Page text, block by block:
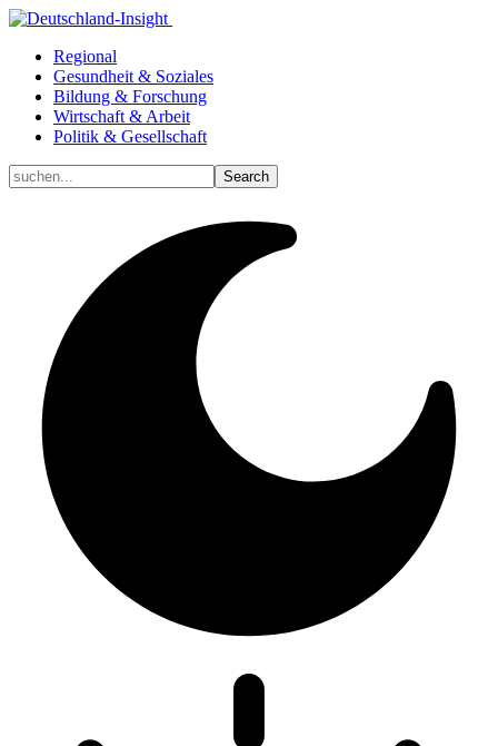
Regional
Gesundheit & Soziales
Bildung & Forschung
Wirtschaft & Arbeit
Politik & Gesellschaft